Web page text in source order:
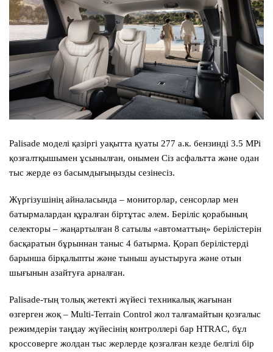
Palisade моделі қазіргі уақытта қуаты 277 а.к. бензинді 3.5 MPi
қозғалтқышымен ұсынылған, онымен Сіз асфальтта және одан
тыс жерде өз басымдығыңызды сезінесіз.
Жүргізушінің айналасында – мониторлар, сенсорлар мен
батырмалардан құралған біртұтас әлем. Беріліс қорабының
селекторы – жаңартылған 8 сатылы «автоматтың» берілістерін
басқаратын бұрыннан таныс 4 батырма. Қорап берілістерді
барынша бірқалыпты және тыныш ауыстыруға және отын
шығынын азайтуға арналған.
Palisade-тың толық жетекті жүйесі техникалық жағынан
өзгерген жоқ – Multi-Terrain Control жол талғамайтын қозғалыс
режимдерін таңдау жүйесінің контроллері бар HTRAC, бұл
кроссоверге жолдан тыс жерлерде қозғалған кезде белгілі бір